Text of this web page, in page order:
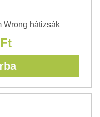
Wrong hátizsák